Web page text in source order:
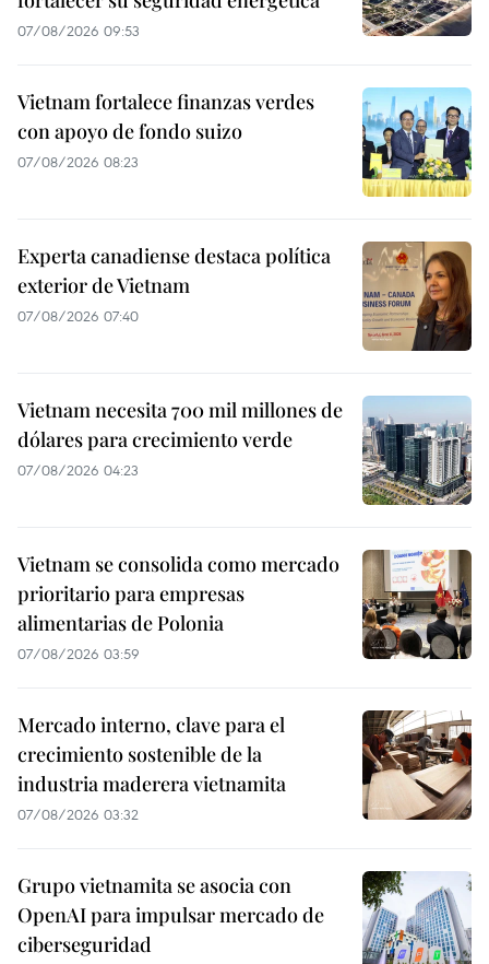
07/08/2026 09:53
Vietnam fortalece finanzas verdes
con apoyo de fondo suizo
07/08/2026 08:23
Experta canadiense destaca política
exterior de Vietnam
07/08/2026 07:40
Vietnam necesita 700 mil millones de
dólares para crecimiento verde
07/08/2026 04:23
Vietnam se consolida como mercado
prioritario para empresas
alimentarias de Polonia
07/08/2026 03:59
Mercado interno, clave para el
crecimiento sostenible de la
industria maderera vietnamita
07/08/2026 03:32
Grupo vietnamita se asocia con
OpenAI para impulsar mercado de
ciberseguridad